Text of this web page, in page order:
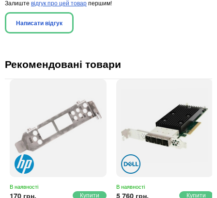
Залиште відгук про цей товарпершим!
Написати відгук
Рекомендовані товари
В наявності
170 грн.
В наявності
5 760 грн.